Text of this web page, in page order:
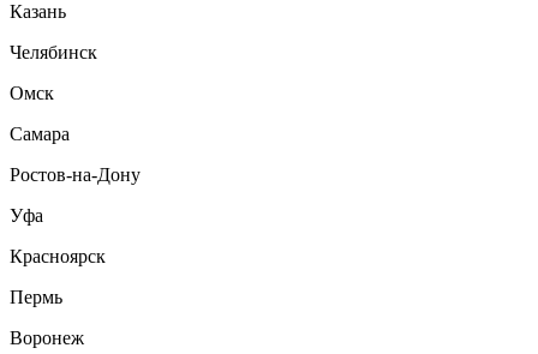
Казань
Челябинск
Омск
Самара
Ростов-на-Дону
Уфа
Красноярск
Пермь
Воронеж